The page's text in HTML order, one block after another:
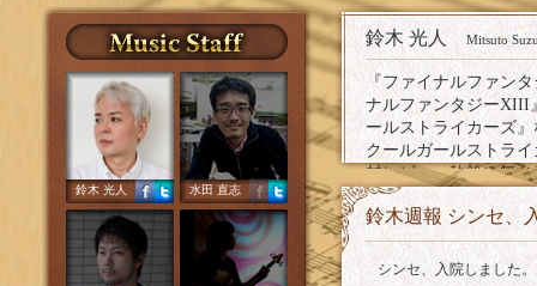
鈴木 光人 水田 直志
鈴木 光人 Mitsuto
『ファイナルファン
ナルファンタジーXIII
ールストライカーズ
クールガールストラ
材レビュー執筆や舞
る。
鈴木週報 シンセ、
シンセ、入院しました。